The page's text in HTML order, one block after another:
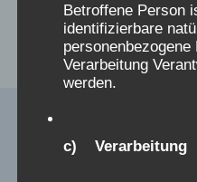
Betroffene Person
identifizierbare
Verarbeitung
werden.
c) Verarbeitung